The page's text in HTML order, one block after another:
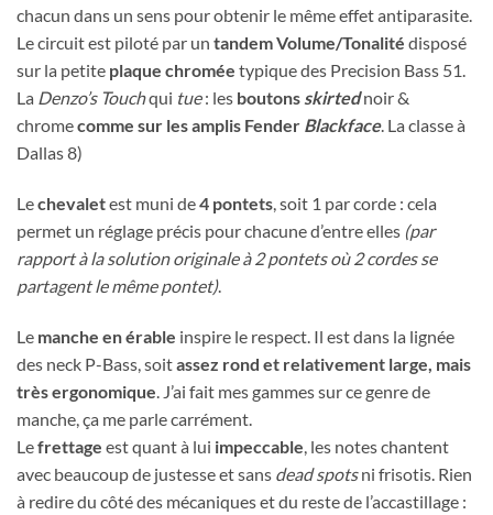
chacun dans un sens pour obtenir le même effet antiparasite.
Le circuit est piloté par un tandem Volume/Tonalité disposé
sur la petite plaque chromée typique des Precision Bass 51.
La Denzo’s Touchqui tue: les boutons skirtednoir &
chromecomme sur les amplis Fender Blackface. La classe à
Dallas 8)
Lechevaletest muni de4 pontets, soit 1 par corde : cela
permet un réglage précis pour chacune d’entre elles (par
rapport à la solution originale à 2 pontets où 2 cordes se
partagent le même pontet).
Le manche en érable inspire le respect. Il est dans la lignée
des neck P-Bass, soitassez rond et relativement large, mais
très ergonomique . J’ai fait mes gammes sur ce genre de
manche, ça me parle carrément.
Lefrettage est quant à lui impeccable , les notes chantent
avec beaucoup de justesse et sans dead spotsni frisotis. Rien
à redire du côté des mécaniques et du reste de l’accastillage :